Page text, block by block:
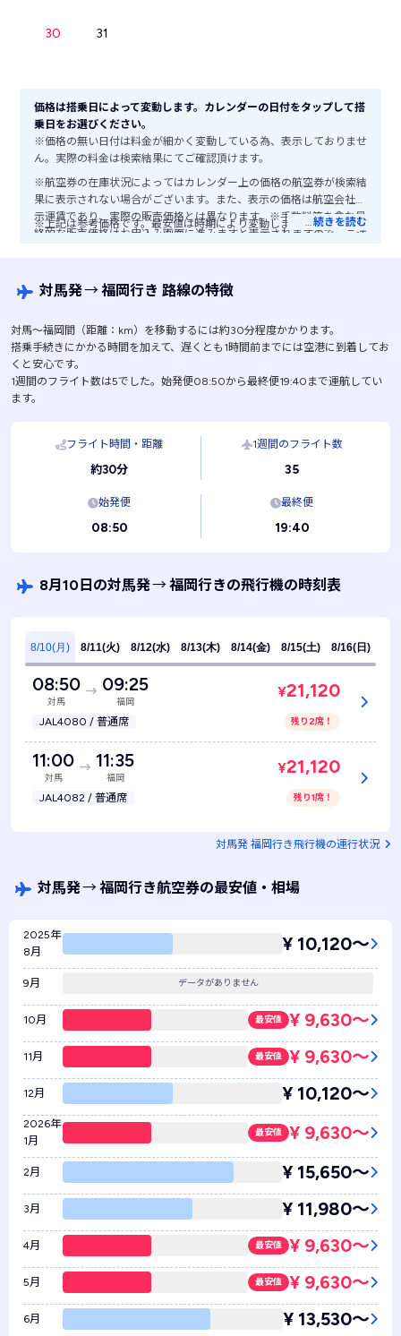
30 31
価格は搭乗日によって変動します。カレンダーの日付をタップして搭
乗日をお選びください。
※価格の無い日付は料金が細かく変動している為、表示しておりませ
ん。実際の料金は検索結果にてご確認頂けます。
※航空券の在庫状況によってはカレンダー上の価格の航空券が検索結
果に表示されない場合がございます。また、表示の価格は航空会社公
示運賃であり、実際の販売価格とは異なります。※手数料等を含む最
終的な販売価格はお申込み画面に進みますと表示されますので、ご注
※上記は参考価格です。最安値は時期により変動します。
…続きを読む
対馬発→福岡行き 路線の特徴
対馬〜福岡間（距離：km）を移動するには約30分程度かかります。
搭乗手続きにかかる時間を加えて、遅くとも1時間前までには空港に到着してお
くと安心です。
1週間のフライト数は5でした。始発便08:50から最終便19:40まで運航してい
ます。
フライト時間・距離
約30分
1週間のフライト数
35
始発便
08:50
最終便
19:40
8月10日の対馬発→福岡行きの飛行機の時刻表
8/10(月) 8/11(火) 8/12(水) 8/13(木) 8/14(金) 8/15(土) 8/16(日)
08:50
対馬
09:25
福岡
JAL4080 / 普通席
¥21,120
残り2席！
11:00
対馬
11:35
福岡
JAL4082 / 普通席
¥21,120
残り1席！
対馬発 福岡行き飛行機の運行状況
対馬発→福岡行き航空券の最安値・相場
2025年
8月
¥ 10,120〜
9月 データがありません
10月 最安値 ¥ 9,630〜
11月 最安値 ¥ 9,630〜
12月 ¥ 10,120〜
2026年
1月
最安値 ¥ 9,630〜
2月 ¥ 15,650〜
3月 ¥ 11,980〜
4月 最安値 ¥ 9,630〜
5月 最安値 ¥ 9,630〜
6月 ¥ 13,530〜